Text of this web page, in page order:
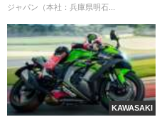
ジャパン（本社：兵庫県明石...
KAWASAKI